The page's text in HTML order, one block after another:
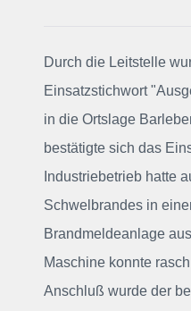
Durch die Leitstelle
Einsatzstichwort
in die Ortslage
bestätigte sich das
Industriebetrieb hatte
Schwelbrandes in
Brandmeldeanlage
Maschine konnte
Anschluß wurde der